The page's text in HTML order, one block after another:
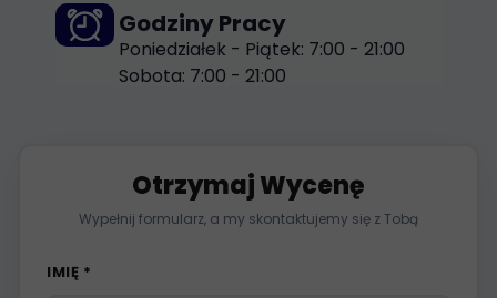
Otrzymaj Wycenę
Wypełnij formularz, a my skontaktujemy się z Tobą
IMIĘ *
Godziny Pracy
Poniedziałek - Piątek: 7:00 - 21:00
Sobota: 7:00 - 21:00